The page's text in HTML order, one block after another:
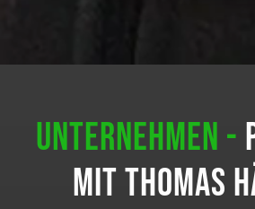
Unternehmen -
mit Thomas